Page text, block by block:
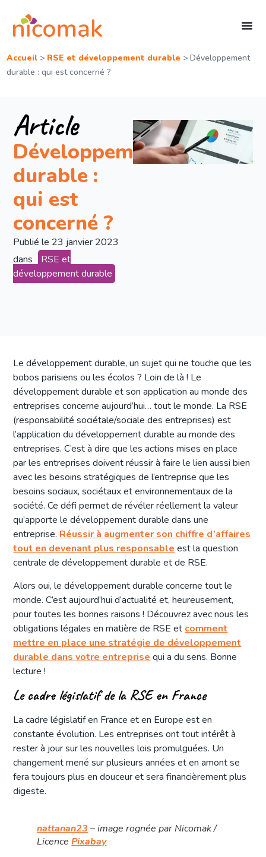
Accueil> RSE et développement durable > Développement
durable : qui est concerné ?
Article
Développement
durable :
qui est
concerné ?
Publié le 23 janvier 2023
dans
RSE et
développement durable
Le développement durable, un sujet qui ne touche que les
bobos parisiens ou les écolos ? Loin de là ! Le
développement durable et son application au monde des
entreprises concerne aujourd’hui… tout le monde. La RSE
(responsabilité sociétale/sociale des entreprises) est
l’application du développement durable au monde des
entreprises. C’est à dire que les actions mises en place
par les entreprises doivent réussir à faire le lien aussi bien
avec les besoins stratégiques de l’entreprise que les
besoins sociaux, sociétaux et environnementaux de la
société. Ce défi permet de révéler réellement la valeur
qu’apporte le développement durable dans une
entreprise. Réussir à augmenter son chiffre d’affaires
tout en devenant plus responsable est la question
centrale de développement durable et de RSE.
Alors oui, le développement durable concerne tout le
monde. C’est aujourd’hui d’actualité et, heureusement,
pour toutes les bonnes raisons ! Découvrez avec nous les
obligations légales en matière de RSE et comment
mettre en place une stratégie de développement
durable dans votre entreprise qui a du sens. Bonne
lecture !
Le cadre législatif de la RSE en France
La cadre législatif en France et en Europe est en
constante évolution. Les entreprises ont tout intérêt à
rester à jour sur les nouvelles lois promulguées. Un
changement mené sur plusieurs années et en amont se
fera toujours plus en douceur et sera financièrement plus
digeste.
nattanan23 – image rognée par Nicomak /
LicencePixabay